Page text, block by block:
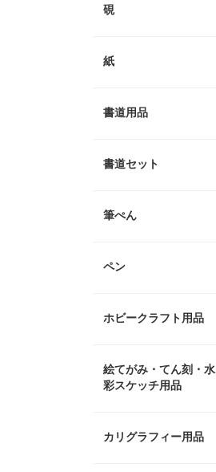
硯
紙
書道用品
書道セット
筆ぺん
ペン
ホビークラフト用品
絵てがみ・てん刻・水
彩スケッチ用品
カリグラフィー用品